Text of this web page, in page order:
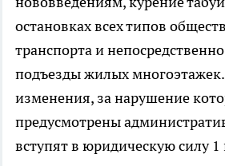
остановках всех типов
транспорта и
подъезды жилых
изменения, за нарушение
предусмотрены
вступят в юридическую силу